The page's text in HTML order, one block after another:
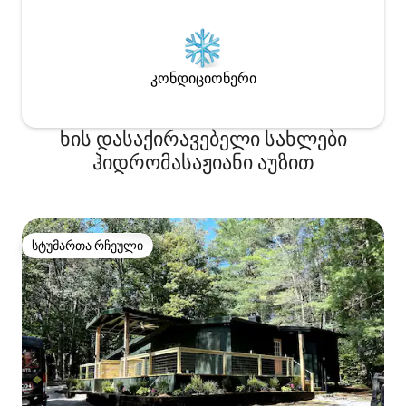
კონდიციონერი
ხის დასაქირავებელი სახლები
ჰიდრომასაჟიანი აუზით
სტუმართა რჩეული
სტუმართა რჩეული